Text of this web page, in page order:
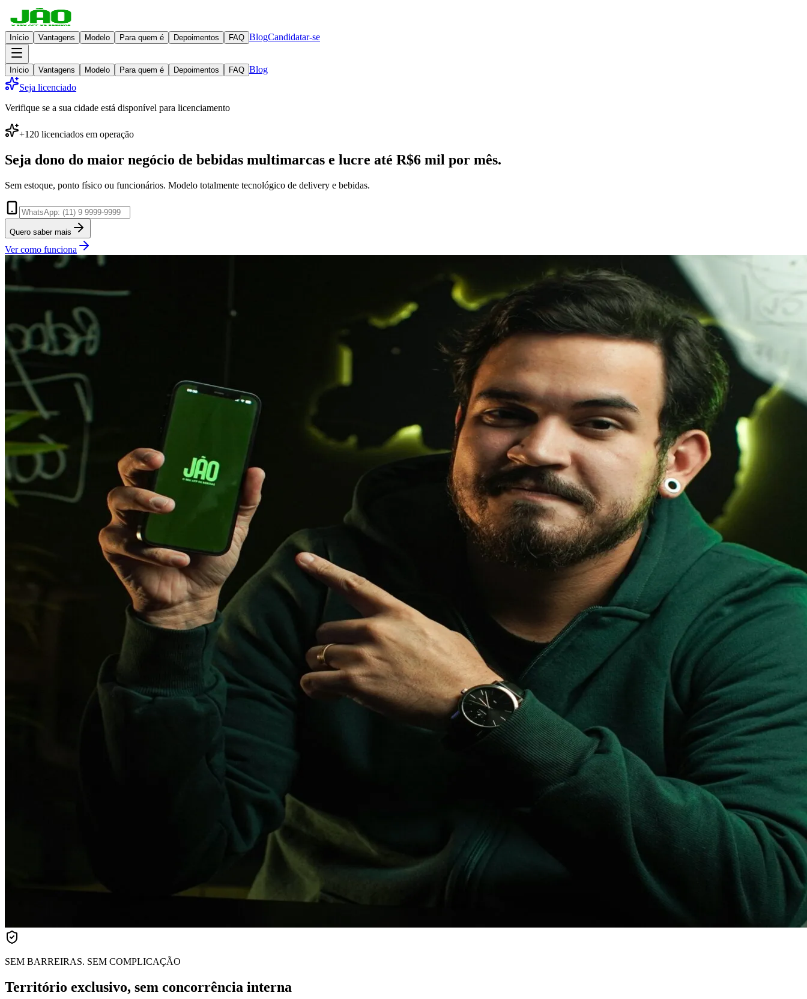
Início Vantagens Modelo Para quem é Depoimentos FAQ BlogCandidatar-se
Início Vantagens Modelo Para quem é Depoimentos FAQ Blog
Seja licenciado
Verifique se a sua cidade está disponível para licenciamento
+120 licenciados em operação
Seja dono do maior negócio de bebidas multimarcas e lucre até R$6 mil por mês.
Sem estoque, ponto físico ou funcionários. Modelo totalmente tecnológico de delivery e bebidas.
Quero saber mais
Ver como funciona
SEM BARREIRAS. SEM COMPLICAÇÃO
Território exclusivo, sem concorrência interna